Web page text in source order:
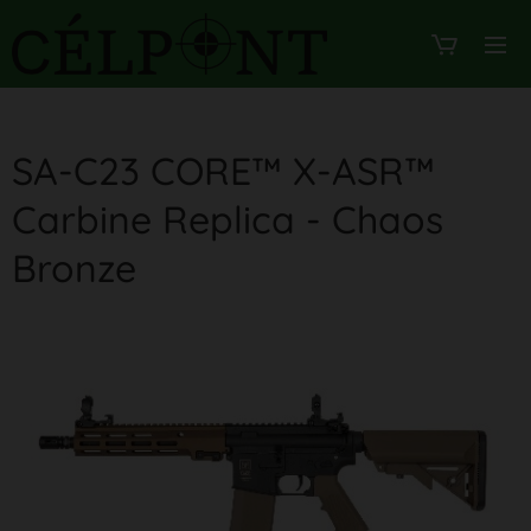
SA-C23 CORE™ X-ASR™
Carbine Replica - Chaos
Bronze